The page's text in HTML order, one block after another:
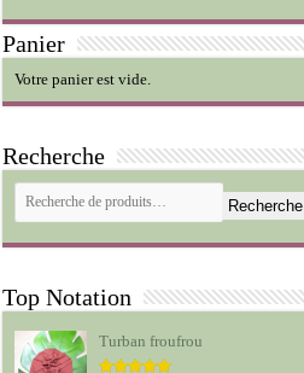
Panier
Votre panier est vide.
Recherche
Recherche
Top Notation
Turban froufrou